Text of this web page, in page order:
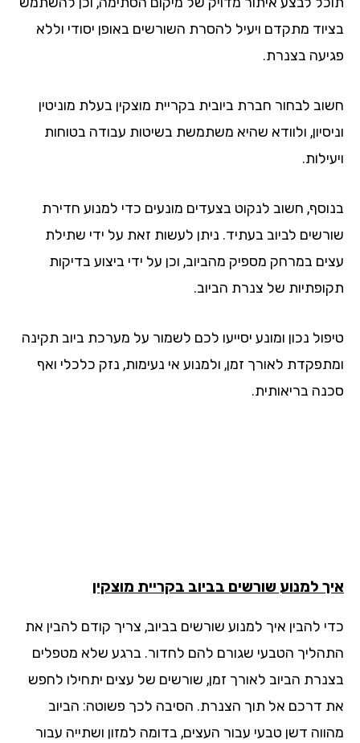
מתקדם ויעיל להסרת השורשים באופן יסודי וללא
בצנרת.
לבחור חברת ביובית בקריית מוצקין בעלת מוניטין
ולוודא שהיא משתמשת בשיטות עבודה בטוחות
חשוב לנקוט בצעדים מונעים כדי למנוע חדירת
לביוב בעתיד. ניתן לעשות זאת על ידי שתילת
במרחק מספיק מהביוב, וכן על ידי ביצוע בדיקות
של צנרת הביוב.
נכון ומונע יסייעו לכם לשמור על מערכת ביוב תקינה
לאורך זמן, ולמנוע אי נעימות, נזק כלכלי ואף
בריאותית.
למנוע שורשים בביוב בקריית מוצקין
להבין איך למנוע שורשים בביוב, צריך קודם להבין את
הטבעי שגורם להם לחדור. ברגע שלא מטפלים
הביוב לאורך זמן, שורשים של עצים יתחילו לחפש
דרכם אל תוך הצנרת. הסיבה לכך פשוטה: הביוב
דשן טבעי עבור העצים, בדומה למזון ושתייה עבור